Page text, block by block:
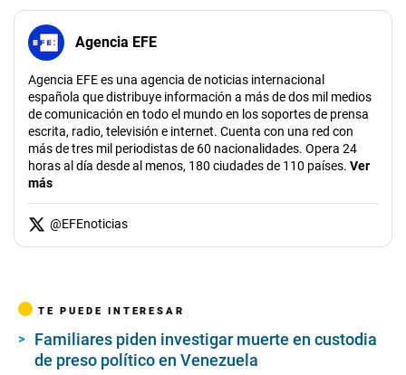
Agencia EFE
Agencia EFE es una agencia de noticias internacional
española que distribuye información a más de dos mil medios
de comunicación en todo el mundo en los soportes de prensa
escrita, radio, televisión e internet. Cuenta con una red con
más de tres mil periodistas de 60 nacionalidades. Opera 24
horas al día desde al menos, 180 ciudades de 110 países. Ver
más
@EFEnoticias
TE PUEDE INTERESAR
Familiares piden investigar muerte en custodia
de preso político en Venezuela